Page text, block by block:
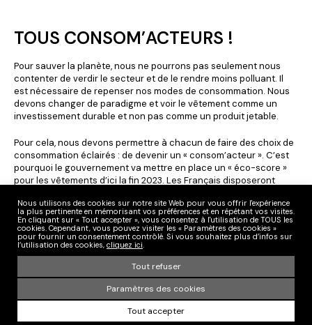
TOUS CONSOM’ACTEURS !
Pour sauver la planète, nous ne pourrons pas seulement nous
contenter de verdir le secteur et de le rendre moins polluant. Il
est nécessaire de repenser nos modes de consommation. Nous
devons changer de paradigme et voir le vêtement comme un
investissement durable et non pas comme un produit jetable.
Pour cela, nous devons permettre à chacun de faire des choix de
consommation éclairés : de devenir un « consom’acteur ». C’est
pourquoi le gouvernement va mettre en place un « éco-score »
pour les vêtements d’ici la fin 2023. Les Français disposeront
proposés à la vente, et pourront ainsi choisir les produits les plus
respectueux de l’environnement. Enfin, cette transformation de
notre modèle doit permettre aux Français de mieux consommer,
avec des vêtements qui seront bientôt plus durables, éco-
conçus, tout en favorisant aussi la seconde vie.
Sud Ouest
Nous utilisons des cookies sur notre site Web pour vous offrir l'expérience
la plus pertinente en mémorisant vos préférences et en répétant vos visites.
En cliquant sur « Tout accepter », vous consentez à l'utilisation de TOUS les
cookies. Cependant, vous pouvez visiter les « Paramètres des cookies »
pour fournir un consentement contrôlé. Si vous souhaitez plus d’infos sur
l’utilisation des cookies, cliquez ici.
Tout refuser
Paramètres des cookies
Tout accepter